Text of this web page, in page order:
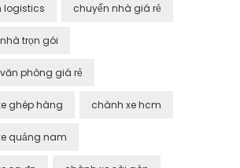
logistics chuyển nhà giá rẻ
trọn gói
phòng giá rẻ
ghép hàng chành xe hcm
quảng nam